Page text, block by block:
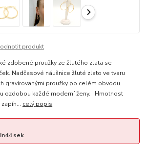
produkt
zdobené proužky ze žlutého zlata se
Nadčasové náušnice žluté zlato ve tvaru
gravírovanými proužky po celém obvodu.
ozdobou každé moderní ženy. Hmotnost
celý popis
44sek